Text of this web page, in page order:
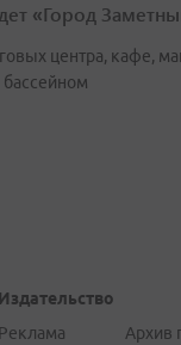
«Город
центра, кафе,
Издательство
Реклама
Архив